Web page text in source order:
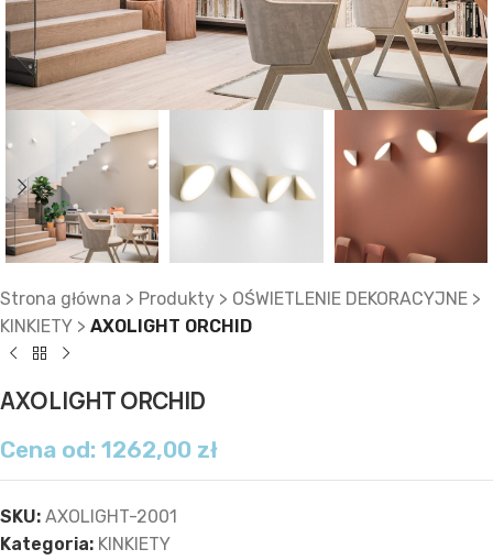
Strona główna > Produkty > OŚWIETLENIE DEKORACYJNE >
KINKIETY > AXOLIGHT ORCHID
AXOLIGHT ORCHID
Cena od: 1262,00 zł
SKU: AXOLIGHT-2001
Kategoria: KINKIETY